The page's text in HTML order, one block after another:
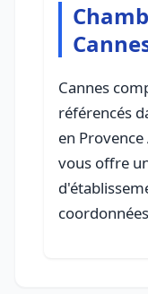
Cannes
référencés
en
vous offre